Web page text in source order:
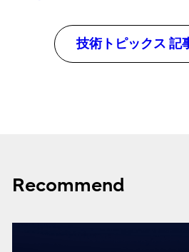
技術トピックス 記
Recommend